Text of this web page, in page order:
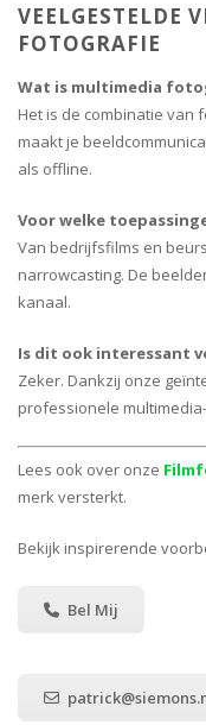
VEELGESTELDE
FOTOGRAFIE
Wat is multimedia
Het is de combinatie van
maakt je
als offline.
Voor welke
Van bedrijfsfilms en
narrowcasting. De
kanaal.
Is dit ook interessant
Zeker. Dankzij onze
professionele
Lees ook over onze
merk versterkt.
Bekijk inspirerende
Bel Mij